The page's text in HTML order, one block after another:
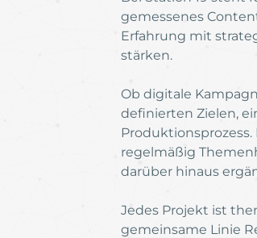
gemessenes
Erfahrung mit
stärken.
Ob digitale
definierten Zielen,
regelmäßig
darüber hinaus
Jedes Projekt ist
gemeinsame Linie